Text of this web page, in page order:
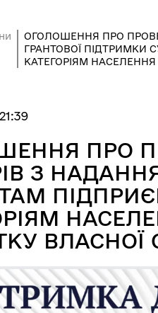
ОГОЛОШЕННЯ ПРО
ГРАНТОВОЇ ПІДТРИМКИ
КАТЕГОРІЯМ
ПРО
З
ВЛАСНОЇ